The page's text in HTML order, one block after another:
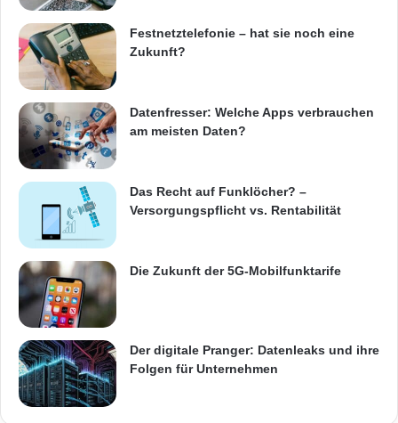
Festnetztelefonie – hat sie noch eine
Zukunft?
Datenfresser: Welche Apps verbrauchen
am meisten Daten?
Das Recht auf Funklöcher? –
Versorgungspflicht vs. Rentabilität
Die Zukunft der 5G-Mobilfunktarife
Der digitale Pranger: Datenleaks und ihre
Folgen für Unternehmen